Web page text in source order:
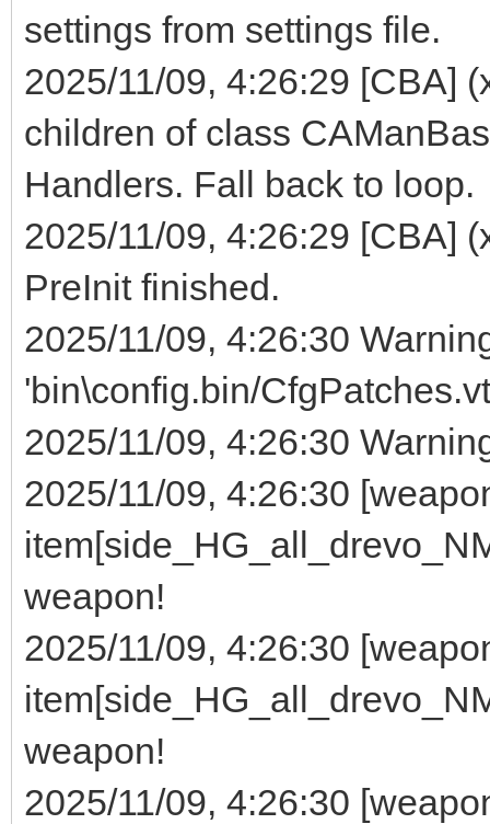
settings from settings file.
2025/11/09, 4:26:29 [CBA]
children of class
Handlers. Fall back to loop.
2025/11/09, 4:26:29 [CBA]
PreInit finished.
2025/11/09, 4:26:30
'bin\config.bin/
2025/11/09, 4:26:30
2025/11/09, 4:26:30
weapon!
2025/11/09, 4:26:30
weapon!
2025/11/09, 4:26:30